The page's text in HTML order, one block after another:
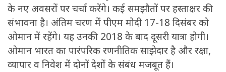
के नए अवसरों पर चर्चा करेंगे। कई समझौतों पर हस्ताक्षर की
संभावना है। अंतिम चरण में पीएम मोदी 17-18 दिसंबर को
ओमान में रहेंगे। यह उनकी 2018 के बाद दूसरी यात्रा होगी।
ओमान भारत का पारंपरिक रणनीतिक साझेदार है और रक्षा,
व्यापार व निवेश में दोनों देशों के संबंध मजबूत हैं।